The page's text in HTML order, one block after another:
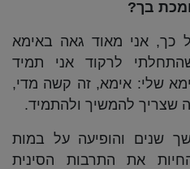
בך?
כך, אני מאוד גאה באימא
לרקוד אני תמיד
שלי: אימא, זה קשה מדי,
שצריך להמשיך ולהתמיד.
שנים והופיעה על במות
את התרבות הסינית